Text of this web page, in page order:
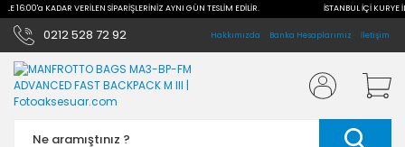
16:00'a KADAR VERİLEN SİPARİŞLERİNİZ AYNI GÜN TESLİM EDİLİR. İSTANBUL İÇİ KURYE
0212 528 72 92 Hakkımızda Banka Hesaplarımız İletişim